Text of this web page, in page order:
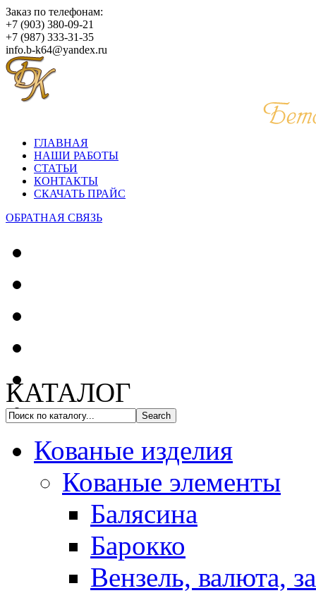
Заказ по телефонам:
+7 (903) 380-09-21
+7 (987) 333-31-35
info.b-k64@yandex.ru
ГЛАВНАЯ
НАШИ РАБОТЫ
СТАТЬИ
КОНТАКТЫ
СКАЧАТЬ ПРАЙС
ОБРАТНАЯ СВЯЗЬ
КАТАЛОГ
Кованые изделия
Кованые элементы
Балясина
Барокко
Вензель, валюта,